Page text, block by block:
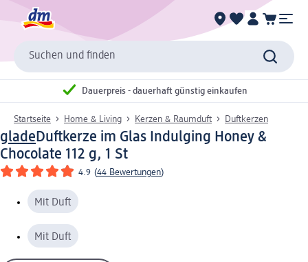
Suchen und finden
Dauerpreis - dauerhaft günstig einkaufen
Startseite Home & Living Kerzen & Raumduft Duftkerzen
gladeDuftkerze im Glas Indulging Honey &
Chocolate 112 g, 1 St
4.9 (44 Bewertungen)
Mit Duft
Mit Duft